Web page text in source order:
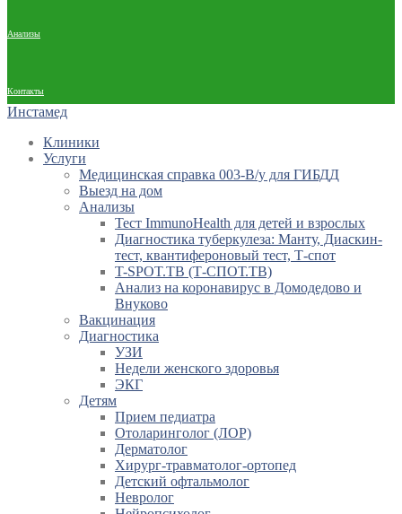
Анализы
Контакты
Инстамед
Клиники
Услуги
Медицинская справка 003-В/у для ГИБДД
Выезд на дом
Анализы
Тест ImmunoHealth для детей и взрослых
Диагностика туберкулеза: Манту, Диаскин-
тест, квантифероновый тест, Т-спот
T-SPOT.TB (Т-СПОТ.ТВ)
Анализ на коронавирус в Домодедово и
Внуково
Вакцинация
Диагностика
УЗИ
Недели женского здоровья
ЭКГ
Детям
Прием педиатра
Отоларинголог (ЛОР)
Дерматолог
Хирург-травматолог-ортопед
Детский офтальмолог
Невролог